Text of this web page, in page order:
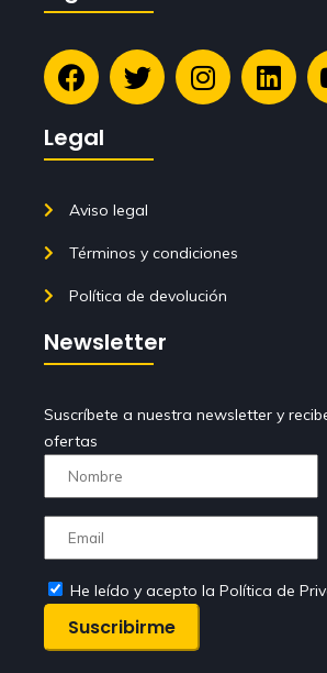
Legal
Aviso legal
Términos y condiciones
Política de devolución
Newsletter
Suscríbete a nuestra newsletter y
ofertas
He leído y acepto la Política de